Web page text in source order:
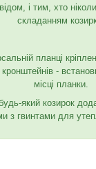
і тим, хто
складанням
планці
-
місці планки.
який козирок
з гвинтами для